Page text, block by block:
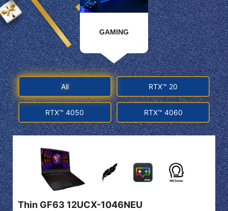
GAMING
All RTX™ 20
RTX™ 4050 RTX™ 4060
Thin GF63 12UCX-1046NEU